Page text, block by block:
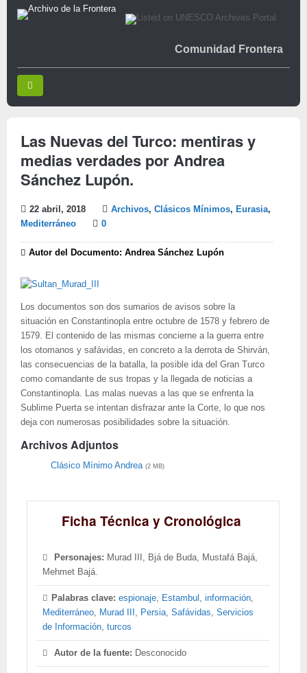
Comunidad Frontera
Las Nuevas del Turco: mentiras y
medias verdades por Andrea
Sánchez Lupón.
22 abril, 2018 Archivos, Clásicos Mínimos, Eurasia,
Mediterráneo
0
Autor del Documento: Andrea Sánchez Lupón
Los documentos son dos sumarios de avisos sobre la
situación en Constantinopla entre octubre de 1578 y febrero de
1579. El contenido de las mismas concierne a la guerra entre
los otomanos y safávidas, en concreto a la derrota de Shirván,
las consecuencias de la batalla, la posible ida del Gran Turco
como comandante de sus tropas y la llegada de noticias a
Constantinopla. Las malas nuevas a las que se enfrenta la
Sublime Puerta se intentan disfrazar ante la Corte, lo que nos
deja con numerosas posibilidades sobre la situación.
Archivos Adjuntos
Clásico Mínimo Andrea (2 MB)
Ficha Técnica y Cronológica
Personajes: Murad III, Bjá de Buda, Mustafá Bajá,
Mehmet Bajá.
Palabras clave:espionaje, Estambul ,información,
Mediterráneo, Murad III , Persia,Safávidas,Servicios
de Información,turcos
Autor de la fuente: Desconocido